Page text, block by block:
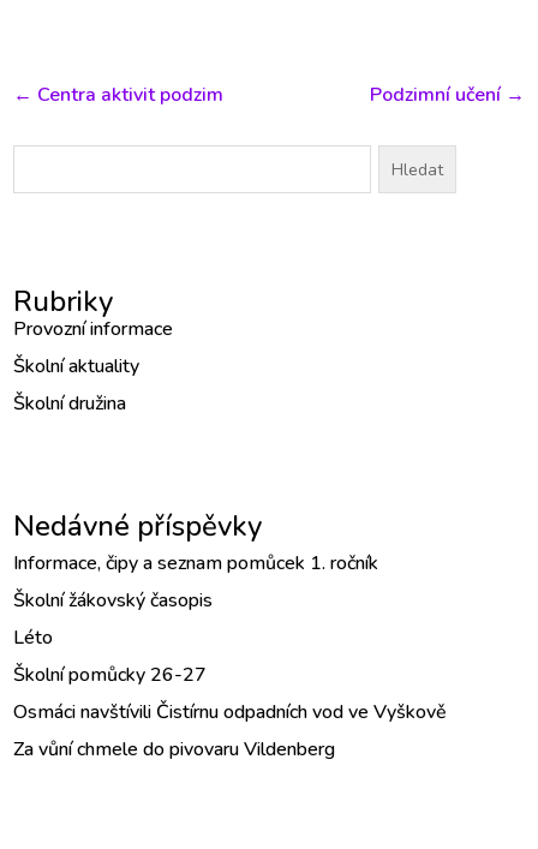
← Centra aktivit podzim Podzimní učení→
Vyhledávání
Rubriky
Provozní informace
Školní aktuality
Školní družina
Nedávné příspěvky
Informace, čipy a seznam pomůcek 1. ročník
Školní žákovský časopis
Léto
Školní pomůcky 26-27
Osmáci navštívili Čistírnu odpadních vod ve Vyškově
Za vůní chmele do pivovaru Vildenberg